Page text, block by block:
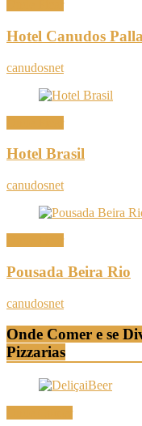
Hotel Canudos
canudosnet
Hotel Brasil
canudosnet
Pousada Beira Rio
canudosnet
Onde Comer e se
Pizzarias